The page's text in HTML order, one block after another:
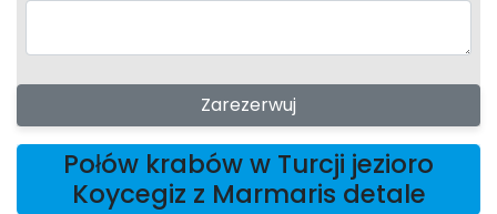
Zarezerwuj
Połów krabów w Turcji jezioro
Koycegiz z Marmaris detale